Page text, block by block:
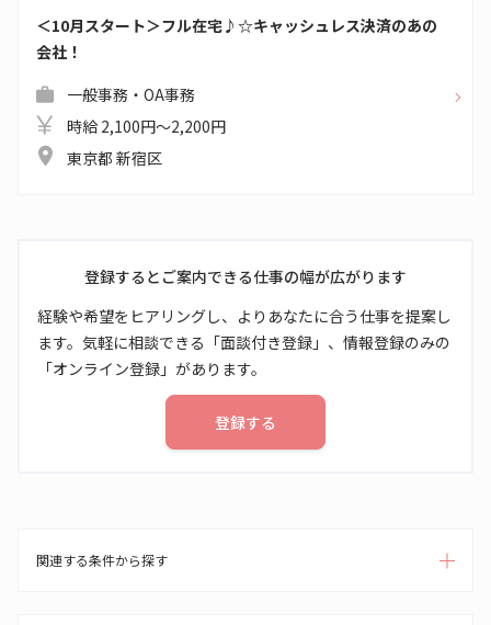
＜10月スタート＞フル在宅♪☆キャッシュレス決済のあの
会社！
一般事務・OA事務
時給 2,100円～2,200円
東京都 新宿区
登録するとご案内できる仕事の幅が広がります
経験や希望をヒアリングし、よりあなたに合う仕事を提案し
ます。気軽に相談できる「面談付き登録」、情報登録のみの
「オンライン登録」があります。
登録する
関連する条件から探す